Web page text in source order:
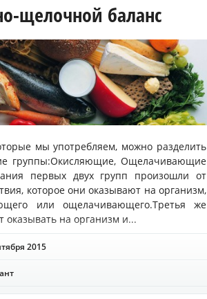
щелочной баланс
мы употребляем, можно разделить
группы:Окисляющие, Ощелачивающие
первых двух групп произошли от
которое они оказывают на организм,
или ощелачивающего.Третья же
оказывать на организм и...
2015